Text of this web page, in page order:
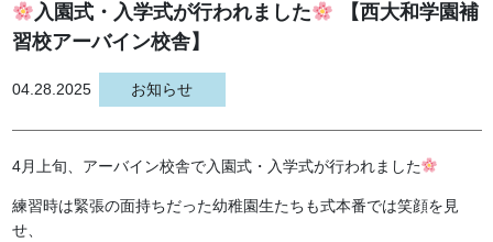
入園式・入学式が行われました
【西大和学園補
習校アーバイン校舎】
04.28.2025 お知らせ
4月上旬、アーバイン校舎で入園式・入学式が行われました
練習時は緊張の面持ちだった幼稚園生たちも式本番では笑顔を見
せ、